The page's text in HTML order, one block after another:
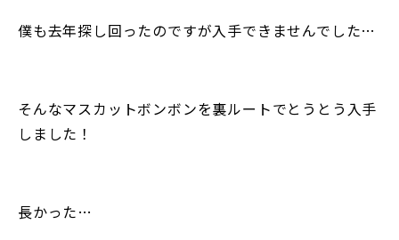
僕も去年探し回ったのですが入手できませんでした…
そんなマスカットボンボンを裏ルートでとうとう入手
しました！
長かった…